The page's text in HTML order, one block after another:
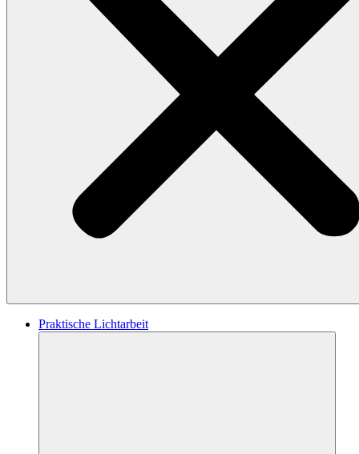
Praktische Lichtarbeit